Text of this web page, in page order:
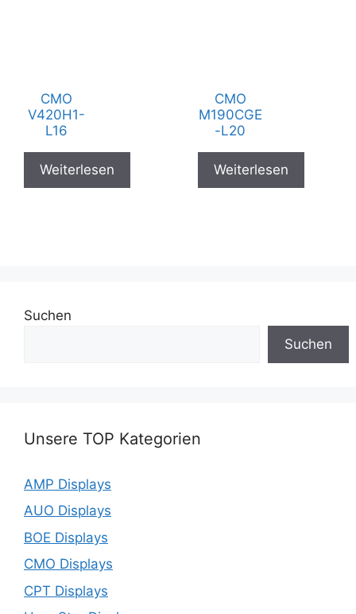
CMO
V420H1-
L16
Weiterlesen
CMO
M190CGE
-L20
Weiterlesen
Suchen
Suchen
Unsere TOP Kategorien
AMP Displays
AUO Displays
BOE Displays
CMO Displays
CPT Displays